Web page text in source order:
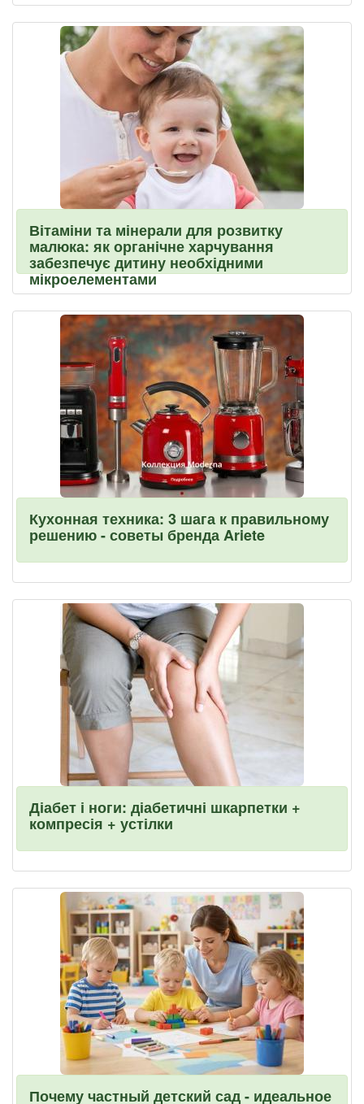
Вітаміни та мінерали для розвитку
малюка: як органічне харчування
забезпечує дитину необхідними
мікроелементами
Кухонная техника: 3 шага к правильному
решению - советы бренда Ariete
Діабет і ноги: діабетичні шкарпетки +
компресія + устілки
Почему частный детский сад - идеальное